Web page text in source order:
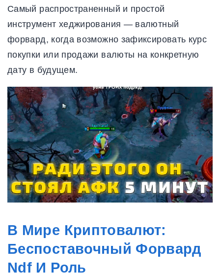
Самый распространенный и простой
инструмент хеджирования — валютный
форвард, когда возможно зафиксировать курс
покупки или продажи валюты на конкретную
дату в будущем.
В Мире Криптовалют:
Беспоставочный Форвард
Ndf И Роль